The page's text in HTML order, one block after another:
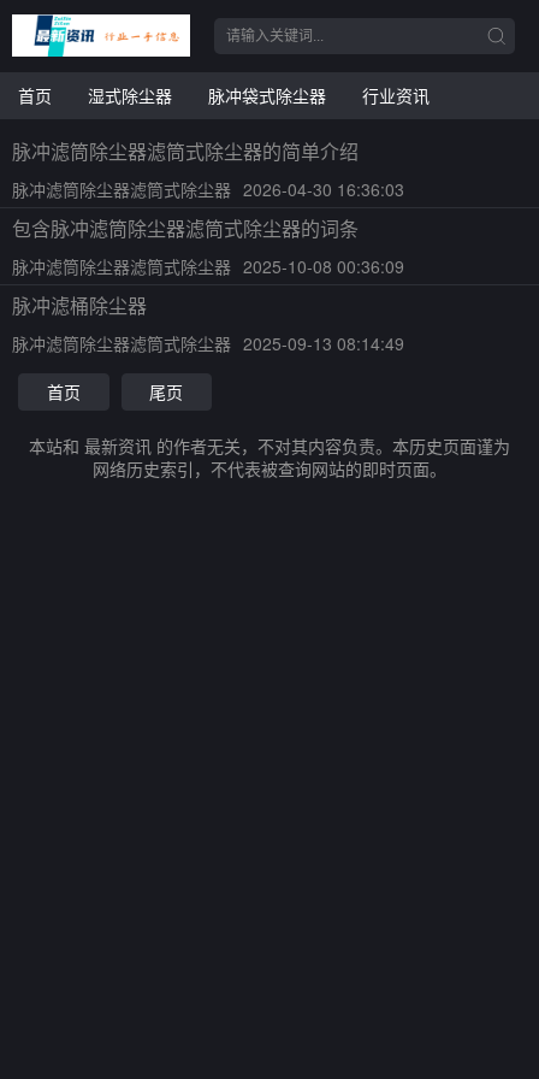
首页 湿式除尘器 脉冲袋式除尘器 行业资讯
脉冲滤筒除尘器滤筒式除尘器的简单介绍
脉冲滤筒除尘器滤筒式除尘器 2026-04-30 16:36:03
包含脉冲滤筒除尘器滤筒式除尘器的词条
脉冲滤筒除尘器滤筒式除尘器 2025-10-08 00:36:09
脉冲滤桶除尘器
脉冲滤筒除尘器滤筒式除尘器 2025-09-13 08:14:49
首页
尾页
本站和 最新资讯 的作者无关，不对其内容负责。本历史页面谨为
网络历史索引，不代表被查询网站的即时页面。